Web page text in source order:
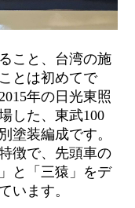
こと、台湾の施
とは初めてで
2015年の日光東照
した、東武100
塗装編成です。
徴で、先頭車の
と「三猿」をデ
います。